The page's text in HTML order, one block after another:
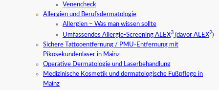
Venencheck
Allergien und Berufsdermatologie
Allergien – Was man wissen sollte
Umfassendes Allergie-Screening ALEX3 (davor ALEX2)
Sichere Tattooentfernung / PMU-Entfernung mit
Pikosekundenlaser in Mainz
Operative Dermatologie und Laserbehandlung
Medizinische Kosmetik und dermatologische Fußpflege in
Mainz